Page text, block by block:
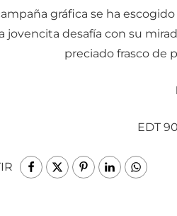
gráfica se ha
jovencita desafía con su
preciado frasco de
EDT